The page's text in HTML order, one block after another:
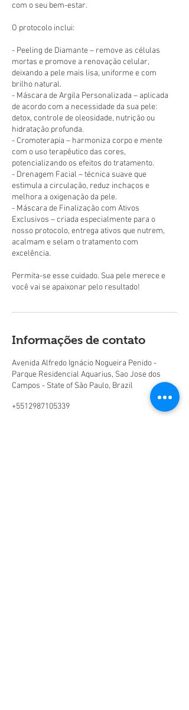
com o seu bem-estar.
O protocolo inclui:
- Peeling de Diamante – remove as células
mortas e promove a renovação celular,
deixando a pele mais lisa, uniforme e com
brilho natural.
- Máscara de Argila Personalizada – aplicada
de acordo com a necessidade da sua pele:
detox, controle de oleosidade, nutrição ou
hidratação profunda.
- Cromoterapia – harmoniza corpo e mente
com o uso terapêutico das cores,
potencializando os efeitos do tratamento.
- Drenagem Facial – técnica suave que
estimula a circulação, reduz inchaços e
melhora a oxigenação da pele.
- Máscara de Finalização com Ativos
Exclusivos – criada especialmente para o
nosso protocolo, entrega ativos que nutrem,
acalmam e selam o tratamento com
excelência.
Permita-se esse cuidado. Sua pele merece e
Informações de contato
Avenida Alfredo Ignácio Nogueira Penido -
Parque Residencial Aquarius, Sao Jose dos
Campos - State of São Paulo, Brazil
+5512987105339